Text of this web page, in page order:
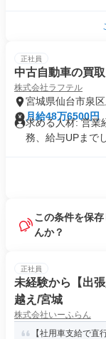
正社員
中古自動車の買
株式会社ラフテル
宮城県仙台市泉区
月給48万6500円
求める人材: 営業
務、給与UPまで
この条件を保
んか？
正社員
未経験から【出
越え/宮城
株式会社いーふらん
【社用車支給で直